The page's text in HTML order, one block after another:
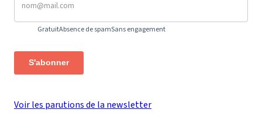
GratuitAbsence de spamSans engagement
S'abonner
Voir les parutions de la newsletter